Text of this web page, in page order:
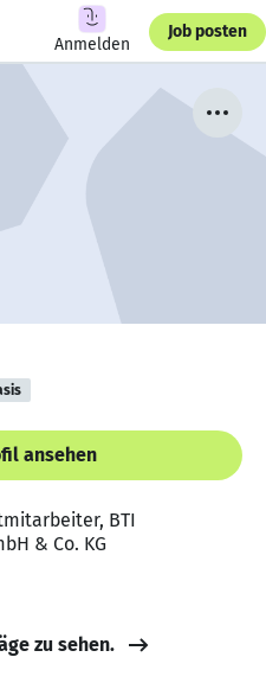
Anmelden
Job posten
ansehen
BTI
& Co. KG
zu sehen.